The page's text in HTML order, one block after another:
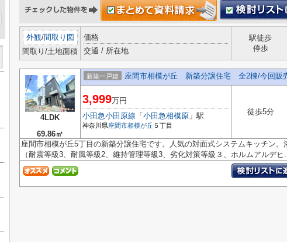
外観/間取り図
間取り/土地面積
価格
交通 / 所在地
駅徒歩
停歩
4LDK
69.86㎡
新築一戸建 座間市相模が丘 新築分譲住宅 全2棟/今回販売
3,999万円
小田急小田原線 「 小田急相模原 」駅
神奈川県座間市相模が丘 ５丁目
徒歩5分
座間市相模が丘5丁目の新築分譲住宅です。人気の対面式システムキッチン
（耐震等級3、耐風等級2、維持管理等級3、劣化対策等級３、ホルムアルデヒ